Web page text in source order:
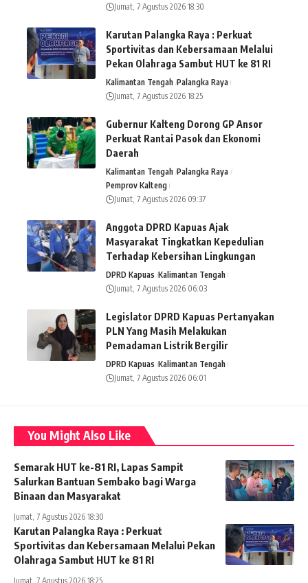
Jumat, 7 Agustus 2026 18:30
Karutan Palangka Raya : Perkuat
Sportivitas dan Kebersamaan Melalui
Pekan Olahraga Sambut HUT ke 81 RI
Kalimantan Tengah Palangka Raya
Jumat, 7 Agustus 2026 18:25
Gubernur Kalteng Dorong GP Ansor
Perkuat Rantai Pasok dan Ekonomi
Daerah
Kalimantan Tengah Palangka Raya
Pemprov Kalteng
Jumat, 7 Agustus 2026 09:37
Anggota DPRD Kapuas Ajak
Masyarakat Tingkatkan Kepedulian
Terhadap Kebersihan Lingkungan
DPRD Kapuas Kalimantan Tengah
Jumat, 7 Agustus 2026 06:03
Legislator DPRD Kapuas Pertanyakan
PLN Yang Masih Melakukan
Pemadaman Listrik Bergilir
DPRD Kapuas Kalimantan Tengah
Jumat, 7 Agustus 2026 06:01
You Might Also Like
Semarak HUT ke-81 RI, Lapas Sampit
Salurkan Bantuan Sembako bagi Warga
Binaan dan Masyarakat
Jumat, 7 Agustus 2026 18:30
Karutan Palangka Raya : Perkuat
Sportivitas dan Kebersamaan Melalui Pekan
Olahraga Sambut HUT ke 81 RI
Jumat, 7 Agustus 2026 18:25